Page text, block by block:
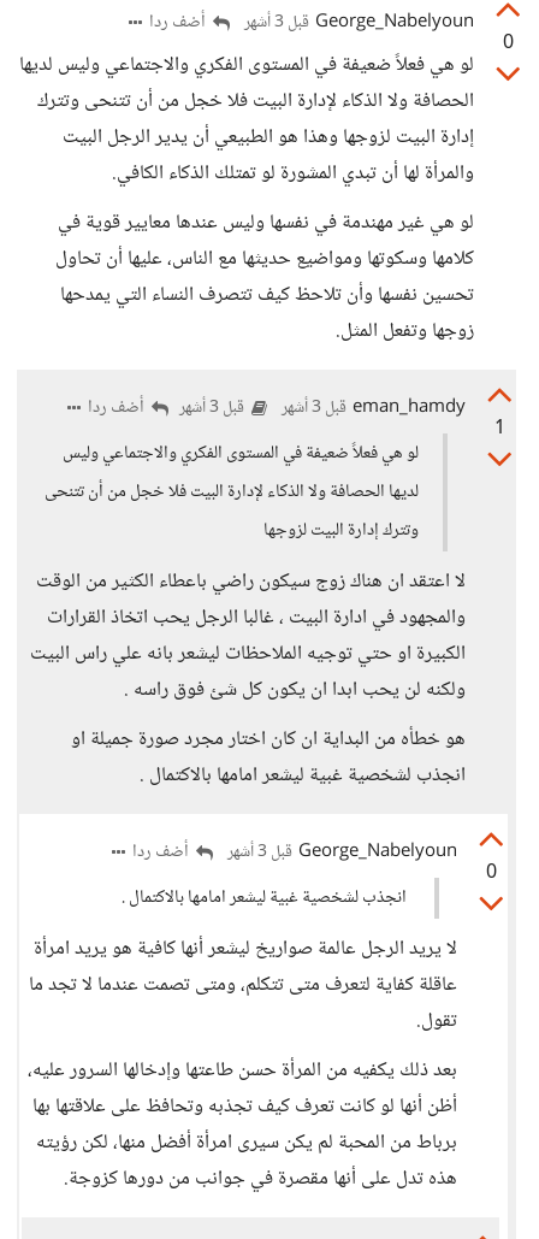
0
George_Nabelyoun قبل 3 أشهر أضف ردا
لو هي فعلاً ضعيفة في المستوى الفكري والاجتماعي وليس لديها
الحصافة ولا الذكاء لإدارة البيت فلا خجل من أن تتنحى وتترك
إدارة البيت لزوجها وهذا هو الطبيعي أن يدير الرجل البيت
والمرأة لها أن تبدي المشورة لو تمتلك الذكاء الكافي.
لو هي غير مهندمة في نفسها وليس عندها معايير قوية في
كلامها وسكوتها ومواضيع حديثها مع الناس، عليها أن تحاول
تحسين نفسها وأن تلاحظ كيف تتصرف النساء التي يمدحها
زوجها وتفعل المثل.
1
eman_hamdy قبل 3 أشهر قبل 3 أشهر
أضف ردا
لو هي فعلاً ضعيفة في المستوى الفكري والاجتماعي وليس
لديها الحصافة ولا الذكاء لإدارة البيت فلا خجل من أن تتنحى
وتترك إدارة البيت لزوجها
لا اعتقد ان هناك زوج سيكون راضي باعطاء الكثير من الوقت
والمجهود في ادارة البيت ، غالبا الرجل يحب اتخاذ القرارات
الكبيرة او حتي توجيه الملاحظات ليشعر بانه علي راس البيت
ولكنه لن يحب ابدا ان يكون كل شئ فوق راسه .
هو خطأه من البداية ان كان اختار مجرد صورة جميلة او
انجذب لشخصية غبية ليشعر امامها بالاكتمال .
0
George_Nabelyoun قبل 3 أشهر
أضف ردا
انجذب لشخصية غبية ليشعر امامها بالاكتمال .
لا يريد الرجل عالمة صواريخ ليشعر أنها كافية هو يريد امرأة
عاقلة كفاية لتعرف متى تتكلم، ومتى تصمت عندما لا تجد ما
تقول.
بعد ذلك يكفيه من المرأة حسن طاعتها وإدخالها السرور عليه،
أظن أنها لو كانت تعرف كيف تجذبه وتحافظ على علاقتها بها
برباط من المحبة لم يكن سيرى امرأة أفضل منها، لكن رؤيته
هذه تدل على أنها مقصرة في جوانب من دورها كزوجة.